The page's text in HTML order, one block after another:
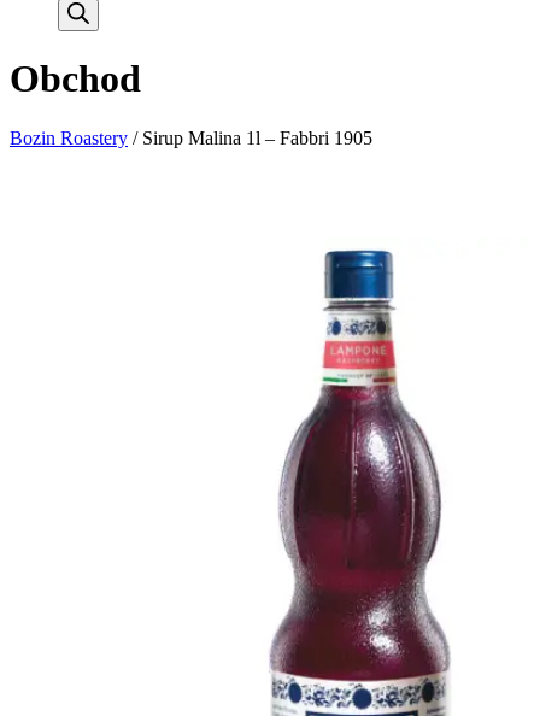
search
Obchod
Bozin Roastery / Sirup Malina 1l – Fabbri 1905